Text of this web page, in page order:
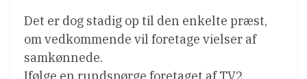
Det er dog stadig op til den enkelte præst,
om vedkommende vil foretage vielser af
samkønnede.
Ifølge en rundspørge foretaget af TV2